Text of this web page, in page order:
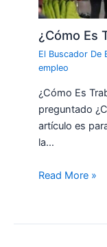
¿Cómo Es
El Buscador De
empleo
¿Cómo Es
preguntado
artículo es
la…
Read More »